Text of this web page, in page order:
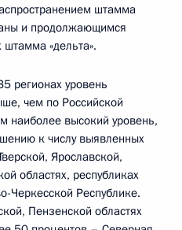
штамма
и продолжающимся
«дельта».
регионах уровень
чем по Российской
наиболее высокий уровень,
к числу выявленных
Ярославской,
областях, республиках
Черкесской Республике.
Пензенской областях